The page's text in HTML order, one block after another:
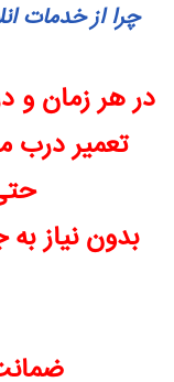
چرا از خدمات
در هر زمان و
تعمیر درب
بدون نیاز